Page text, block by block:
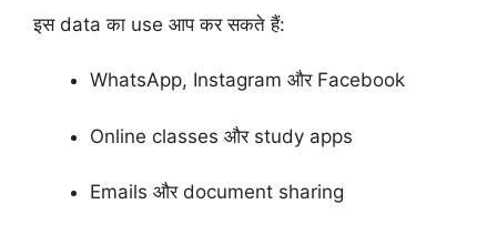
इस data का use आप कर सकते हैं:
WhatsApp, Instagram और Facebook
Online classes और study apps
Emails और document sharing